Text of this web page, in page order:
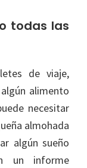
todas las
de viaje,
alimento
necesitar
almohada
algún sueño
un informe